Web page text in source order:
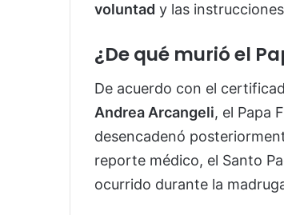
voluntad y las
¿De qué murió el
De acuerdo con el
Andrea Arcangeli, el Papa
desencadenó
reporte médico, el Santo
ocurrido durante la